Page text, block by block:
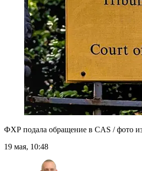
ФХР подала обращение в CAS / фото
19 мая, 10:48